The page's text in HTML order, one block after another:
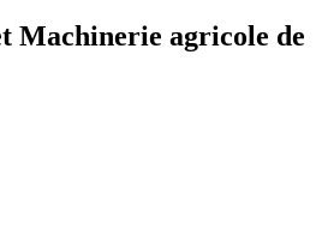
Machinerie agricole de